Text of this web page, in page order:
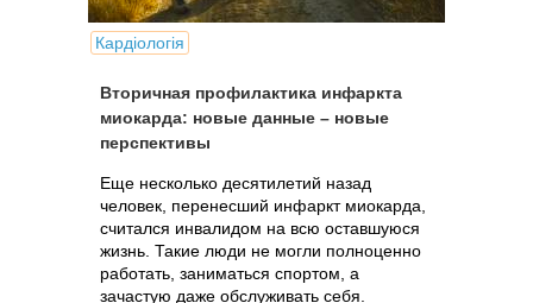
Кардіологія
Вторичная профилактика инфаркта
миокарда: новые данные – новые
перспективы
Еще несколько десятилетий назад
человек, перенесший инфаркт миокарда,
считался инвалидом на всю оставшуюся
жизнь. Такие люди не могли полноценно
работать, заниматься спортом, а
зачастую даже обслуживать себя.